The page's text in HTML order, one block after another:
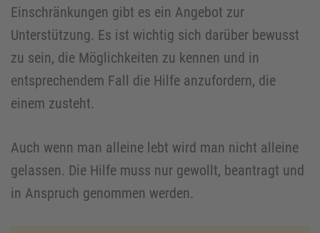
Einschränkungen gibt es ein Angebot zur
Unterstützung. Es ist wichtig sich darüber bewusst
zu sein, die Möglichkeiten zu kennen und in
entsprechendem Fall die Hilfe anzufordern, die
einem zusteht.
Auch wenn man alleine lebt wird man nicht alleine
gelassen. Die Hilfe muss nur gewollt, beantragt und
in Anspruch genommen werden.